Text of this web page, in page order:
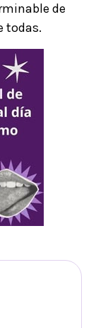
de
todas.